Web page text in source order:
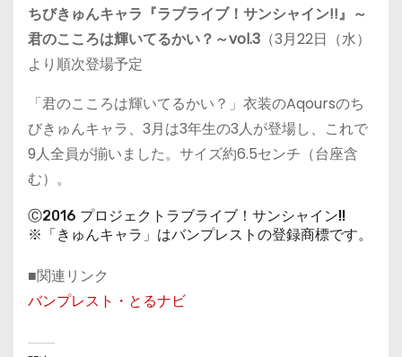
ちびきゅんキャラ『ラブライブ！サンシャイン!!』～
君のこころは輝いてるかい？～vol.3 （3月22日（水）
より順次登場予定
「君のこころは輝いてるかい？」衣装のAqoursのち
びきゅんキャラ、3月は3年生の3人が登場し、これで
9人全員が揃いました。サイズ約6.5センチ（台座含
む）。
Ⓒ2016 プロジェクトラブライブ！サンシャイン!!
※「きゅんキャラ」はバンプレストの登録商標です。
■関連リンク
バンプレスト・とるナビ